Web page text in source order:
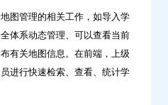
图管理的相关工作，如导入学
体系动态管理、可以查看当前
有关地图信息。在前端，上级
进行快速检索、查看、统计学